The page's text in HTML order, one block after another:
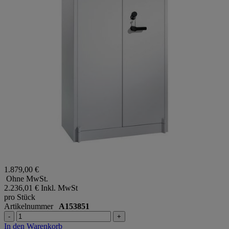
1.879,00 €
Ohne MwSt.
2.236,01 € Inkl. MwSt
pro Stück
Artikelnummer A153851
- +
In den Warenkorb